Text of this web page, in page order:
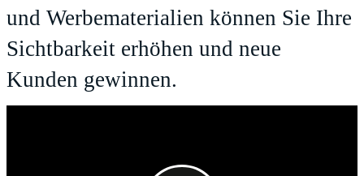
und Werbematerialien können Sie Ihre
Sichtbarkeit erhöhen und neue
Kunden gewinnen.